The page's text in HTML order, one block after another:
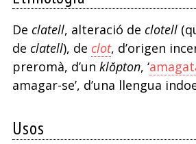
De clatell, alteració de clotell
de clatell), de clot, d’origen
preromà, d’un klŏpton, ‘
amagar-se’, d’una llengua
Usos